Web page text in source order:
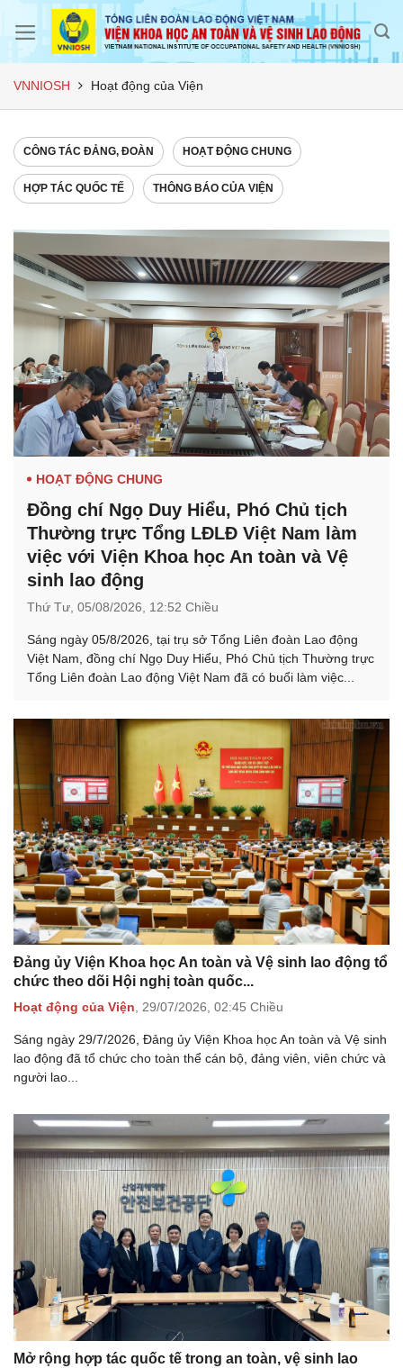
VNNIOSH Hoạt động của Viện
CÔNG TÁC ĐẢNG, ĐOÀN HOẠT ĐỘNG CHUNG
HỢP TÁC QUỐC TẾ THÔNG BÁO CỦA VIỆN
HOẠT ĐỘNG CHUNG
Đồng chí Ngọ Duy Hiểu, Phó Chủ tịch
Thường trực Tổng LĐLĐ Việt Nam làm
việc với Viện Khoa học An toàn và Vệ
sinh lao động
Thứ Tư, 05/08/2026, 12:52 Chiều
Sáng ngày 05/8/2026, tại trụ sở Tổng Liên đoàn Lao động
Việt Nam, đồng chí Ngọ Duy Hiểu, Phó Chủ tịch Thường trực
Tổng Liên đoàn Lao động Việt Nam đã có buổi làm việc...
Đảng ủy Viện Khoa học An toàn và Vệ sinh lao động tổ
chức theo dõi Hội nghị toàn quốc...
Hoạt động của Viện, 29/07/2026, 02:45 Chiều
Sáng ngày 29/7/2026, Đảng ủy Viện Khoa học An toàn và Vệ sinh
lao động đã tổ chức cho toàn thể cán bộ, đảng viên, viên chức và
người lao...
Mở rộng hợp tác quốc tế trong an toàn, vệ sinh lao